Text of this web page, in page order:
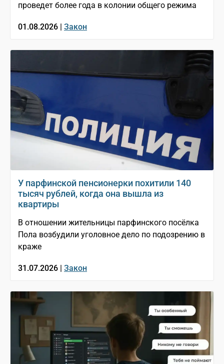
проведет более года в колонии общего режима
01.08.2026 | Закон
У парфинской пенсионерки похитили 140
тысяч рублей, когда она вышла из
квартиры
В отношении жительницы парфинского посёлка
Пола возбудили уголовное дело по подозрению в
краже
31.07.2026 | Закон